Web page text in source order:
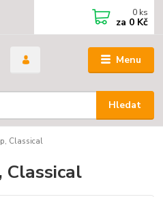
Menu
Hledat
0 ks
za 0 Kč
Classical
Classical